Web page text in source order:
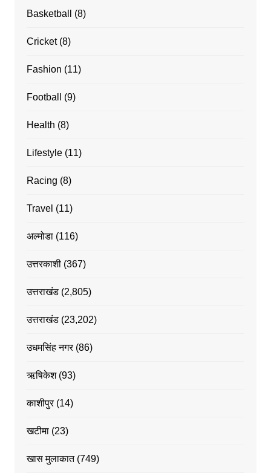
Basketball (8)
Cricket(8)
Fashion (11)
Football (9)
Health (8)
Lifestyle(11)
Racing (8)
Travel (11)
अल्मोडा(116)
उत्तरकाशी(367)
उत्तराखंड(2,805)
उत्तराखंड(23,202)
उधमसिंह नगर(86)
ऋषिकेश(93)
काशीपुर(14)
खटीमा(23)
खास मुलाकात(749)